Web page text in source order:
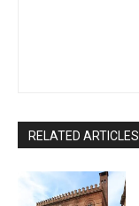
RELATED ARTICLES